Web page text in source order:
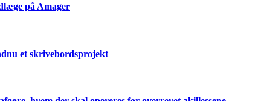
på Amager
et skrivebordsprojekt